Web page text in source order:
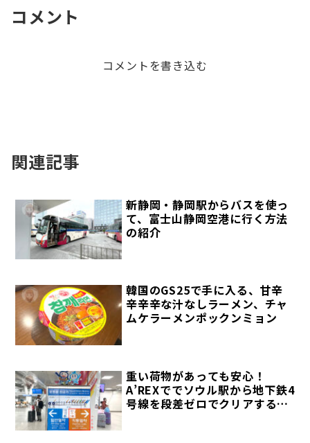
コメント
コメントを書き込む
関連記事
新静岡・静岡駅からバスを使っ
て、富士山静岡空港に行く方法
の紹介
韓国のGS25で手に入る、甘辛
辛辛辛な汁なしラーメン、チャ
ムケラーメンポックンミョン
重い荷物があっても安心！
A’REXででソウル駅から地下鉄4
号線を段差ゼロでクリアする方